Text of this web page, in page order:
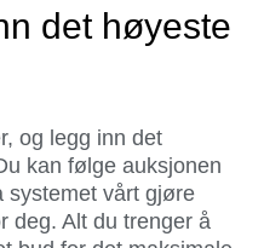
det høyeste
og legg inn det
kan følge auksjonen
systemet vårt gjøre
deg. Alt du trenger å